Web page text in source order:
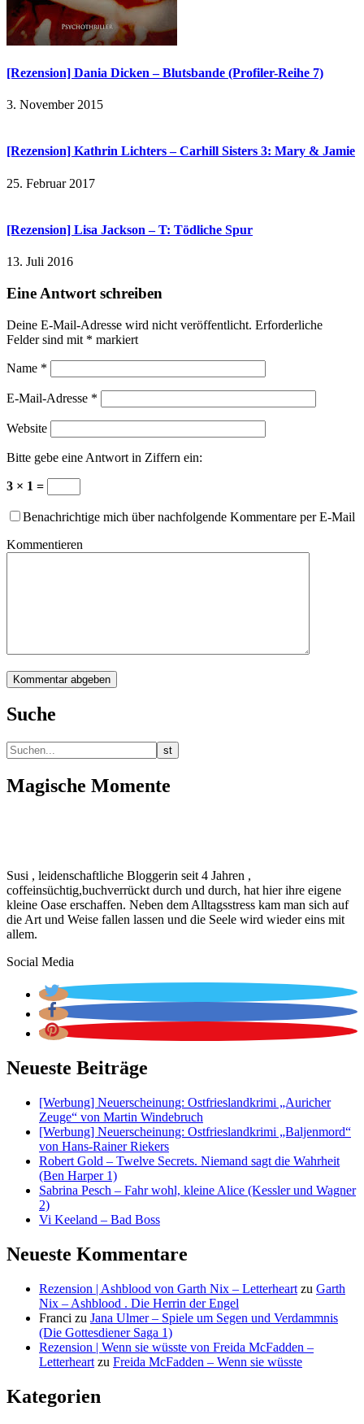
[Rezension] Dania Dicken – Blutsbande (Profiler-Reihe 7)
3. November 2015
[Rezension] Kathrin Lichters – Carhill Sisters 3: Mary & Jamie
25. Februar 2017
[Rezension] Lisa Jackson – T: Tödliche Spur
13. Juli 2016
Eine Antwort schreiben
Deine E-Mail-Adresse wird nicht veröffentlicht. Erforderliche
Felder sind mit * markiert
Name *
E-Mail-Adresse *
Website
Bitte gebe eine Antwort in Ziffern ein:
3 × 1 =
Benachrichtige mich über nachfolgende Kommentare per E-Mail
Kommentieren
Suche
Magische Momente
Susi , leidenschaftliche Bloggerin seit 4 Jahren ,
coffeinsüchtig,buchverrückt durch und durch, hat hier ihre eigene
kleine Oase erschaffen. Neben dem Alltagsstress kam man sich auf
die Art und Weise fallen lassen und die Seele wird wieder eins mit
allem.
Social Media
Neueste Beiträge
[Werbung] Neuerscheinung: Ostfrieslandkrimi „Auricher
Zeuge“ von Martin Windebruch
[Werbung] Neuerscheinung: Ostfrieslandkrimi „Baljenmord“
von Hans-Rainer Riekers
Robert Gold – Twelve Secrets. Niemand sagt die Wahrheit
(Ben Harper 1)
Sabrina Pesch – Fahr wohl, kleine Alice (Kessler und Wagner
2)
Vi Keeland – Bad Boss
Neueste Kommentare
Rezension | Ashblood von Garth Nix – Letterheart zu Garth
Nix – Ashblood . Die Herrin der Engel
Franci zu Jana Ulmer – Spiele um Segen und Verdammnis
(Die Gottesdiener Saga 1)
Rezension | Wenn sie wüsste von Freida McFadden –
Letterheart zu Freida McFadden – Wenn sie wüsste
Kategorien